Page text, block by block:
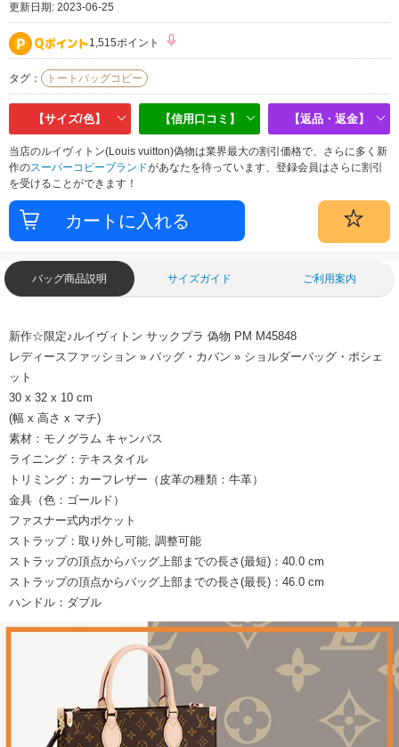
更新日期: 2023-06-25
1,515ポイント
タグ： トートバッグコピー
【サイズ/色】 【信用口コミ】 【返品・返金】
当店のルイヴィトン(Louis vuitton)偽物は業界最大の割引価格で、さらに多く新
作のスーパーコピーブランドがあなたを待っています、登録会員はさらに割引
を受けることができます！
バッグ商品説明 サイズガイド ご利用案内
新作☆限定♪ルイヴィトン サックプラ 偽物 PM M45848
レディースファッション » バッグ・カバン » ショルダーバッグ・ポシェ
ット
30 x 32 x 10 cm
(幅 x 高さ x マチ)
素材：モノグラム キャンバス
ライニング：テキスタイル
トリミング：カーフレザー（皮革の種類：牛革）
金具（色：ゴールド）
ファスナー式内ポケット
ストラップ：取り外し可能, 調整可能
ストラップの頂点からバッグ上部までの長さ(最短)：40.0 cm
ストラップの頂点からバッグ上部までの長さ(最長)：46.0 cm
ハンドル：ダブル